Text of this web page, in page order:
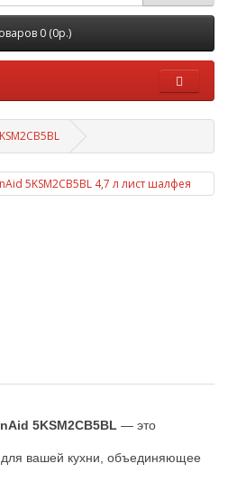
0 (0р.)
5KSM2CB5BL — это
вашей кухни, объединяющее